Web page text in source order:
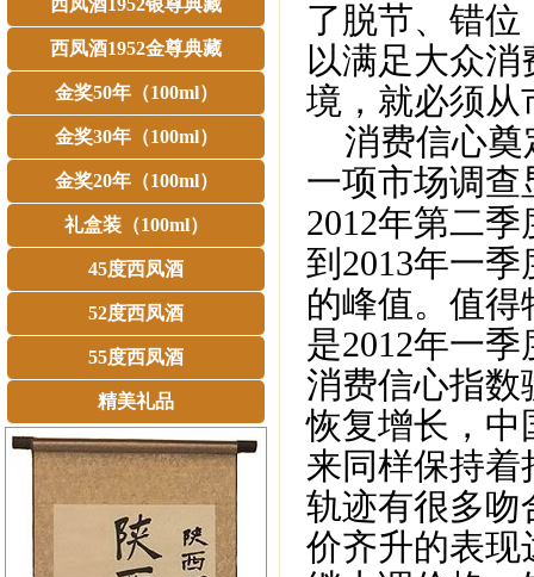
西凤酒1952银尊典藏
西凤酒1952金尊典藏
金奖50年（100ml）
金奖30年（100ml）
金奖20年（100ml）
礼盒装（100ml）
45度西凤酒
52度西凤酒
55度西凤酒
精美礼品
了脱节、错
以满足大众
境，就必须从
消费信心奠
一项市场调
2012年第二
到2013年一
的峰值。值
是2012年一
消费信心指数
恢复增长，中
来同样保持
轨迹有很多吻
价齐升的表现